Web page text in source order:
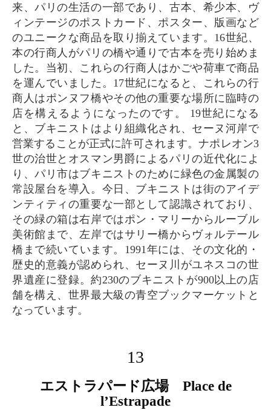
来、パリの生活の一部であり、古本、希少本、ヴ
ィンテージのポストカード、ポスター、版画など
のユニークな商品を取り揃えています。16世紀、
本の行商人がパリの橋や通りで古本を売り始めま
した。当初、これらの行商人はかごや荷車で商品
を運んでいました。17世紀になると、これらの行
商人はポンヌフ橋やその他の重要な場所に臨時の
店を構えるようになったのです。 19世紀になる
と、ブキニストはより組織化され、セーヌ河岸で
営業することが正式に許可されます。ナポレオン3
世の治世とオスマン男爵によるパリの近代化によ
り、パリ市はブキニストのために緑色の金属製の
常設屋台を導入。今日、ブキニストは街のアイデ
ンティティの重要な一部として認識されており、
その緑の箱は右岸ではポン・マリーからルーブル
美術館まで、左岸ではサリー橋からヴォルテール
橋まで続いています。1991年には、その文化的・
歴史的意義が認められ、セーヌ川がユネスコの世
界遺産に登録。約230のブキニストが900以上の店
舗を構え、世界最大級の青空ブックマーケットと
なっています。
13
エストラパード広場 Place de
l’Estrapade